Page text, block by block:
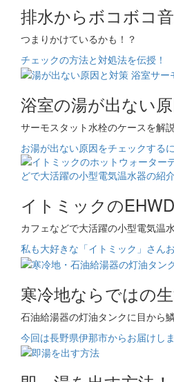
排水からボコボコ音
つまりかけているかも！？
チェックの方法と対処法を伝授！
浴室の湯が出ない原
サーモスタット水栓のケースを解説
お湯が出ない原因をチェックする
イトミックの
カフェなどで大活躍の小型電気温
私も大好きな「イトミック」さん
寒冷地ならではの
石油給湯器の灯油タンクに目から鱗
今回は長野県伊那市からお届けし